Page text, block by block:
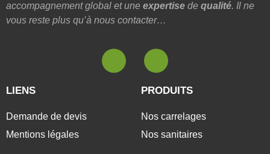
accompagnement global et une expertise de qualité. Il ne
vous reste plus qu’à nous contacter…
LIENS
Demande de devis
Mentions légales
PRODUITS
Nos carrelages
Nos sanitaires